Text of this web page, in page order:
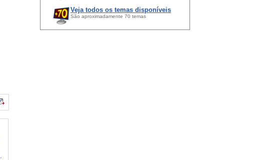
Veja todos os temas disponíveis
São aproximadamente 70 temas